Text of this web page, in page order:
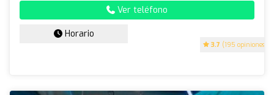
3.7 (195 opiniones)
Ver teléfono
Horario